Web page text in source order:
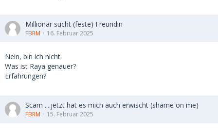
Millionär sucht (feste) Freundin
FBRM 16. Februar 2025
Nein, bin ich nicht.
Was ist Raya genauer?
Erfahrungen?
Scam ....jetzt hat es mich auch erwischt (shame on me)
FBRM 15. Februar 2025